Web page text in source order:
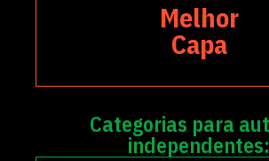
Melhor
Capa
Categorias para
independentes: